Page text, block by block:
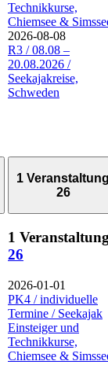
Technikkurse,
Chiemsee &
2026-08-08
R3 / 08.08 –
20.08.2026 /
Seekajakreise,
Schweden
1
26
1
26
2026-01-01
PK4 / individuelle
Termine / Seekajak
Einsteiger und
Technikkurse,
Chiemsee &